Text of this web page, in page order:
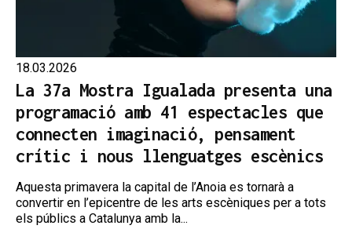
18.03.2026
La 37a Mostra Igualada presenta una
programació amb 41 espectacles que
connecten imaginació, pensament
crític i nous llenguatges escènics
Aquesta primavera la capital de l’Anoia es tornarà a
convertir en l’epicentre de les arts escèniques per a tots
els públics a Catalunya amb la...